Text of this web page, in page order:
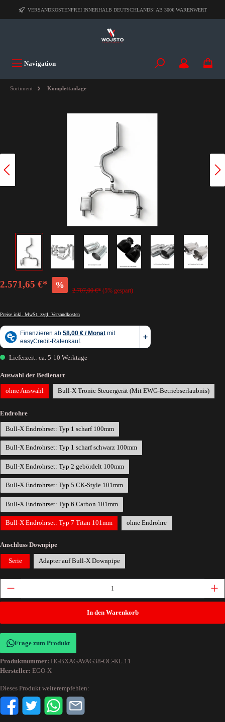
VERSANDKOSTENFREI INNERHALB DEUTSCHLANDS! AB 300€ WARENWERT
Navigation
Sortiment Komplettanlage
2.571,65 €* %
2.707,00 €* (5% gespart)
Preise inkl. MwSt. zzgl. Versandkosten
Lieferzeit: ca. 5-10 Werktage
Auswahl der Bedienart
ohne Auswahl Bull-X Tronic Steuergerät (Mit EWG-Betriebserlaubnis)
Endrohre
Bull-X Endrohrset: Typ 1 scharf 100mm
Bull-X Endrohrset: Typ 1 scharf schwarz 100mm
Bull-X Endrohrset: Typ 2 gebördelt 100mm
Bull-X Endrohrset: Typ 5 CK-Style 101mm
Bull-X Endrohrset: Typ 6 Carbon 101mm
Bull-X Endrohrset: Typ 7 Titan 101mm ohne Endrohre
Anschluss Downpipe
Serie Adapter auf Bull-X Downpipe
In den Warenkorb
Frage zum Produkt
Produktnummer: HGBXAGAVAG38-OC-KL.11
Hersteller: EGO-X
Dieses Produkt weiterempfehlen: